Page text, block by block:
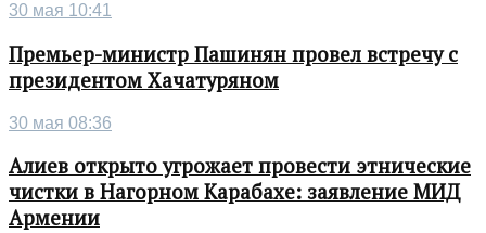
30 мая 10:41
Премьер-министр Пашинян провел встречу с
президентом Хачатуряном
30 мая 08:36
Алиев открыто угрожает провести этнические
чистки в Нагорном Карабахе: заявление МИД
Армении